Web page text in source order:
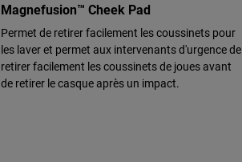
Magnefusion™ Cheek Pad
Permet de retirer facilement les coussinets pour
les laver et permet aux intervenants d'urgence de
retirer facilement les coussinets de joues avant
de retirer le casque après un impact.